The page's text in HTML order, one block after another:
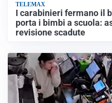
TELEMAX
I carabinieri fermano il
porta i bimbi a scuola:
revisione scadute